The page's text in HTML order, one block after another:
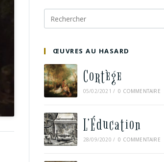
ŒUVRES AU HASARD
Cortège
05/02/2021 / 0 COMMENTAIRE
L’Éducation
28/09/2020 / 0 COMMENTAIRE